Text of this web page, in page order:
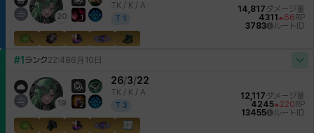
20 1
TK / K / A
T 1
14,817ダメージ量
4311
66 RP
3783
ルートID
#1 ランク22:486月10日
19 2
26/3/22
TK / K / A
T 3
12,117ダメージ量
4245
220 RP
13455
ルートID